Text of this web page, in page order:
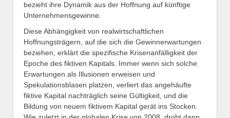
bezieht ihre Dynamik aus der Hoffnung auf künftige
Unternehmensgewinne.
Diese Abhängigkeit von realwirtschaftlichen
Hoffnungsträgern, auf die sich die Gewinnerwartungen
beziehen, erklärt die spezifische Krisenanfälligkeit der
Epoche des fiktiven Kapitals. Immer wenn sich solche
Erwartungen als Illusionen erweisen und
Spekulationsblasen platzen, verliert das angehäufte
fiktive Kapital nachträglich seine Gültigkeit, und die
Bildung von neuem fiktivem Kapital gerät ins Stocken.